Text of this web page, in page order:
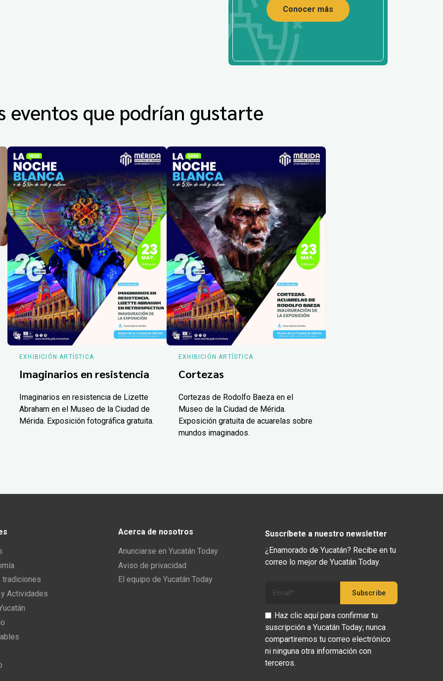
Conocer más
eventos que podrían gustarte
EXHIBICIÓN ARTÍSTICA
Imaginarios en resistencia
Imaginarios en resistencia de Lizette
Abraham en el Museo de la Ciudad de
Mérida. Exposición fotográfica gratuita.
EXHIBICIÓN ARTÍSTICA
Cortezas
Cortezas de Rodolfo Baeza en el
Museo de la Ciudad de Mérida.
Exposición gratuita de acuarelas sobre
mundos imaginados.
tradiciones
Actividades
Acerca de nosotros
Anunciarse en Yucatán Today
Aviso de privacidad
El equipo de Yucatán Today
Suscríbete a nuestro newsletter
¿Enamorado de Yucatán? Recibe en tu
correo lo mejor de Yucatán Today.
Haz clic aquí para confirmar tu
suscripción a Yucatán Today; nunca
compartiremos tu correo electrónico
ni ninguna otra información con
terceros.